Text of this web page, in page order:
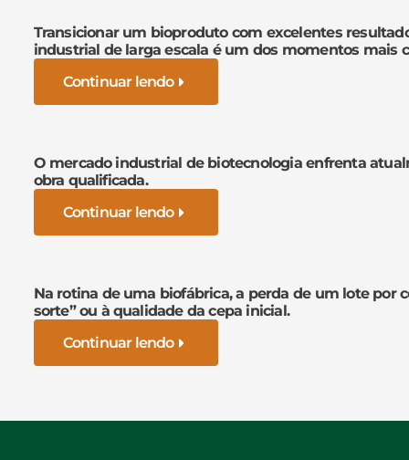
Transicionar um bioproduto com excelentes
industrial de larga escala é um dos momentos mais
Continuar lendo
O mercado industrial de biotecnologia enfrenta
obra qualificada.
Continuar lendo
Na rotina de uma biofábrica, a perda de um lote por
sorte” ou à qualidade da cepa inicial.
Continuar lendo